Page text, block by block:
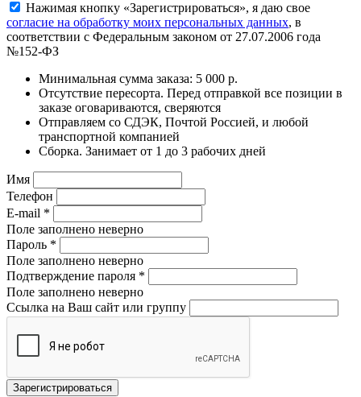
Нажимая кнопку «Зарегистрироваться», я даю свое
согласие на обработку моих персональных данных, в
соответствии с Федеральным законом от 27.07.2006 года
№152-ФЗ
Минимальная сумма заказа: 5 000 р.
Отсутствие пересорта. Перед отправкой все позиции в
заказе оговариваются, сверяются
Отправляем со СДЭК, Почтой Россией, и любой
транспортной компанией
Сборка. Занимает от 1 до 3 рабочих дней
Имя
Телефон
E-mail *
Поле заполнено неверно
Пароль *
Поле заполнено неверно
Подтверждение пароля *
Поле заполнено неверно
Ссылка на Ваш сайт или группу